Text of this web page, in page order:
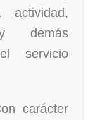
y demás
servicio
carácter